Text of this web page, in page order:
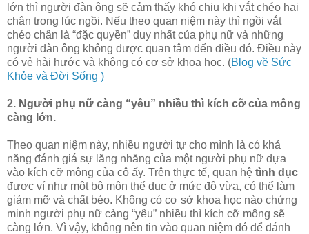
lớn thì người đàn ông sẽ cảm thấy khó chịu khi vắt chéo hai
chân trong lúc ngồi. Nếu theo quan niệm này thì ngồi vắt
chéo chân là “đặc quyền” duy nhất của phụ nữ và những
người đàn ông không được quan tâm đến điều đó. Điều này
có vẻ hài hước và không có cơ sở khoa học. (Blog về Sức
Khỏe và Đời Sống )
2. Người phụ nữ càng “yêu” nhiều thì kích cỡ của mông
càng lớn.
Theo quan niệm này, nhiều người tự cho mình là có khả
năng đánh giá sự lăng nhăng của một người phụ nữ dựa
vào kích cỡ mông của cô ấy. Trên thực tế, quan hệ tình dục
được ví như một bộ môn thể dục ở mức độ vừa, có thể làm
giảm mỡ và chất béo. Không có cơ sở khoa học nào chứng
minh người phụ nữ càng “yêu” nhiều thì kích cỡ mông sẽ
càng lớn. Vì vậy, không nên tin vào quan niệm đó để đánh